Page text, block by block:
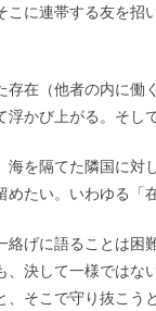
こに連帯する友を招
存在（他者の内に働
かび上がる。そし
海を隔てた隣国に対
たい。いわゆる「
絡げに語ることは困
、決して一様ではな
、そこで守り抜こう